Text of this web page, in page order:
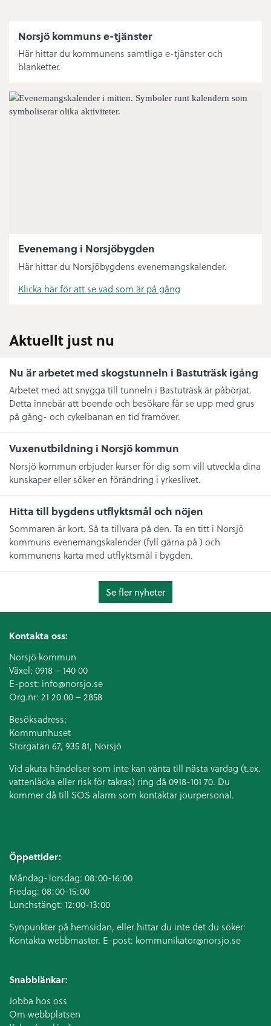
Norsjö kommuns e-tjänster
Här hittar du kommunens samtliga e-tjänster och
blanketter.
Evenemang i Norsjöbygden
Här hittar du Norsjöbygdens evenemangskalender.
Klicka här för att se vad som är på gång
Aktuellt just nu
Nu är arbetet med skogstunneln i Bastuträsk igång
Arbetet med att snygga till tunneln i Bastuträsk är påbörjat.
Detta innebär att boende och besökare får se upp med grus
på gång- och cykelbanan en tid framöver.
Vuxenutbildning i Norsjö kommun
Norsjö kommun erbjuder kurser för dig som vill utveckla dina
kunskaper eller söker en förändring i yrkeslivet.
Hitta till bygdens utflyktsmål och nöjen
Sommaren är kort. Så ta tillvara på den. Ta en titt i Norsjö
kommuns evenemangskalender (fyll gärna på ) och
kommunens karta med utflyktsmål i bygden.
Se fler nyheter
Kontakta oss:
Norsjö kommun
Växel: 0918 – 140 00
E-post: info@norsjo.se
Org.nr: 21 20 00 – 2858
Besöksadress:
Kommunhuset
Storgatan 67, 935 81, Norsjö
Vid akuta händelser som inte kan vänta till nästa vardag (t.ex.
vattenläcka eller risk för takras) ring då 0918-101 70. Du
kommer då till SOS alarm som kontaktar jourpersonal.
Öppettider:
Måndag-Torsdag: 08:00-16:00
Fredag: 08:00-15:00
Lunchstängt: 12:00-13:00
Synpunkter på hemsidan, eller hittar du inte det du söker:
Kontakta webbmaster. E-post: kommunikator@norsjo.se
Snabblänkar:
Jobba hos oss
Om webbplatsen